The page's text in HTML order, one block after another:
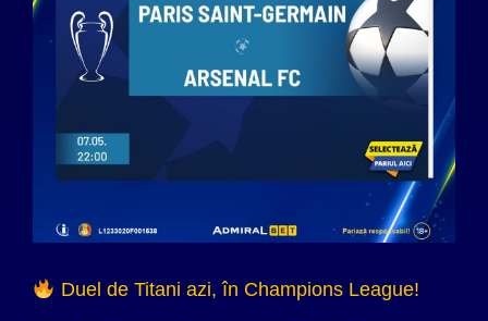
Duel de Titani azi, în Champions League!